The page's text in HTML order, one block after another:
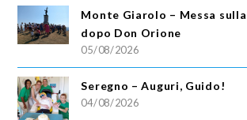
Monte Giarolo – Messa sulla
dopo Don Orione
05/08/2026
Seregno – Auguri, Guido!
04/08/2026